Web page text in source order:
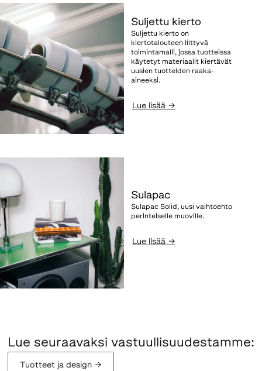
Suljettu kierto
Suljettu kierto on
kiertotalouteen liittyvä
toimintamalli, jossa tuotteissa
käytetyt materiaalit kiertävät
uusien tuotteiden raaka-
aineeksi.
Lue lisää →
Sulapac
Sulapac Solid, uusi vaihtoehto
perinteiselle muoville.
Lue lisää →
Lue seuraavaksi vastuullisuudestamme:
Tuotteet ja design →